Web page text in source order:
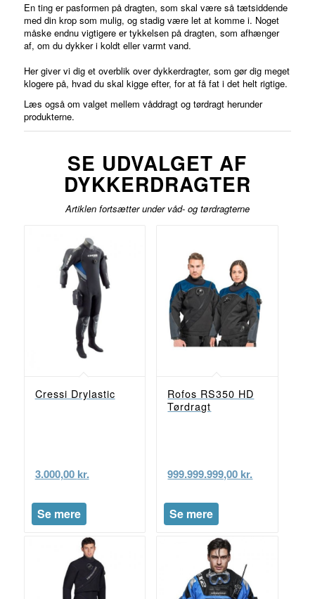
En ting er pasformen på dragten, som skal være så tætsiddende
med din krop som mulig, og stadig være let at komme i. Noget
måske endnu vigtigere er tykkelsen på dragten, som afhænger
af, om du dykker i koldt eller varmt vand.
Her giver vi dig et overblik over dykkerdragter, som gør dig meget
klogere på, hvad du skal kigge efter, for at få fat i det helt rigtige.
Læs også om valget mellem våddragt og tørdragt herunder
produkterne.
SE UDVALGET AF
DYKKERDRAGTER
Artiklen fortsætter under våd- og tørdragterne
Cressi Drylastic
3.000,00 kr.
Se mere
Rofos RS350 HD
Tørdragt
999.999.999,00 kr.
Se mere